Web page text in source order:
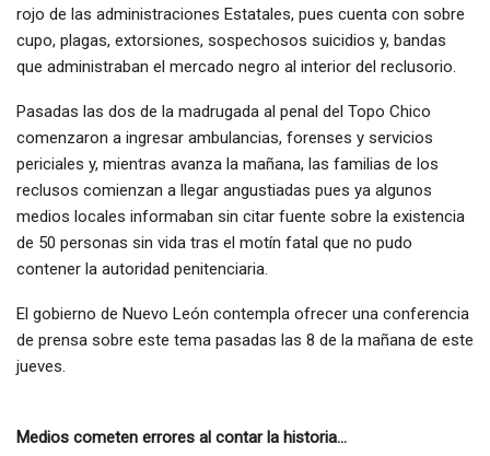
rojo de las administraciones Estatales, pues cuenta con sobre
cupo, plagas, extorsiones, sospechosos suicidios y, bandas
que administraban el mercado negro al interior del reclusorio.
Pasadas las dos de la madrugada al penal del Topo Chico
comenzaron a ingresar ambulancias, forenses y servicios
periciales y, mientras avanza la mañana, las familias de los
reclusos comienzan a llegar angustiadas pues ya algunos
medios locales informaban sin citar fuente sobre la existencia
de 50 personas sin vida tras el motín fatal que no pudo
contener la autoridad penitenciaria.
El gobierno de Nuevo León contempla ofrecer una conferencia
de prensa sobre este tema pasadas las 8 de la mañana de este
jueves.
Medios cometen errores al contar la historia…